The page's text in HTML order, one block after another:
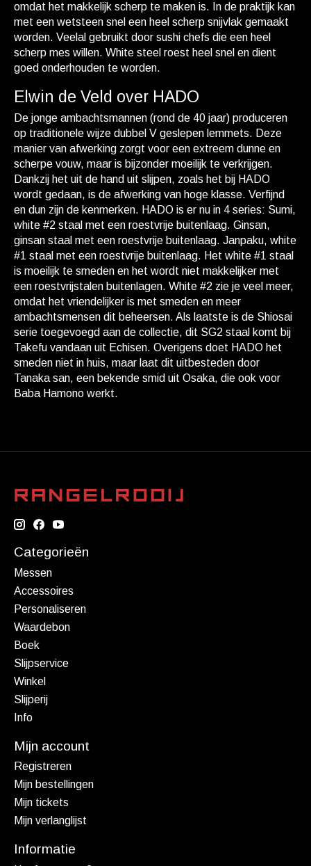
omdat het makkelijk scherp te maken is. In de praktijk kan
met een wetsteen snel een heel scherp snijvlak gemaakt
worden. Veelal gebruikt door sushi chefs die een heel
scherp mes willen. White steel roest heel snel en dient
goed onderhouden te worden.
Elwin de Veld over HADO
De jonge ambachtsmannen (rond de 40 jaar) produceren
op traditionele wijze dubbel V geslepen lemmets. Deze
manier van afwerking zorgt voor een extreem dunne en
scherpe vouw, maar is bijzonder moeilijk te verkrijgen.
Dankzij het uit de hand uit slijpen, zoals het bij HADO
wordt gedaan, is de afwerking van hoge klasse. Verfijnd
en dun zijn de kenmerken. HADO is er nu in 4 series: Sumi,
white #2 staal met een roestvrije buitenlaag. Ginsan,
ginsan staal met een roestvrije buitenlaag. Janpaku, white
#1 staal met een roestvrije buitenlaag. Het white #1 staal
is moeilijk te smeden en het wordt niet makkelijker met
een roestvrijstalen buitenlagen. White #2 zie je veel meer,
omdat het vriendelijker is met smeden en meer
ambachtsmensen dit beheersen. Als laatste is de Shiosai
serie toegevoegd aan de collectie, dit SG2 staal komt bij
Takefu vandaan uit Echisen. Overigens doet HADO het
smeden niet in huis, maar laat dit uitbesteden door
Tanaka san, een bekende smid uit Osaka, die ook voor
Baba Hamono werkt.
Categorieën
Messen
Accessoires
Personaliseren
Waardebon
Boek
Slijpservice
Winkel
Slijperij
Info
Mijn account
Registreren
Mijn bestellingen
Mijn tickets
Mijn verlanglijst
Informatie